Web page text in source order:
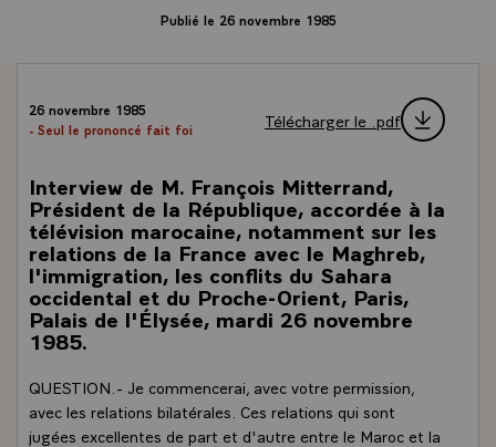
Publié le 26 novembre 1985
26 novembre 1985
- Seul le prononcé fait foi
Télécharger le .pdf
Interview de M. François Mitterrand,
Président de la République, accordée à la
télévision marocaine, notamment sur les
relations de la France avec le Maghreb,
l'immigration, les conflits du Sahara
occidental et du Proche-Orient, Paris,
Palais de l'Élysée, mardi 26 novembre
1985.
QUESTION.- Je commencerai, avec votre permission,
avec les relations bilatérales. Ces relations qui sont
jugées excellentes de part et d'autre entre le Maroc et la